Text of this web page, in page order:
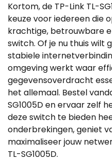
Kortom, de TP-Link TL-
keuze voor iedereen die
krachtige, betrouwbare
switch. Of je nu thuis wilt
stabiele
omgeving werkt waar
gegevensoverdracht
het allemaal. Bestel
SG1005D en ervaar zelf
deze switch te bieden
onderbrekingen, geniet
maximaliseer jouw
TL-SG1005D.